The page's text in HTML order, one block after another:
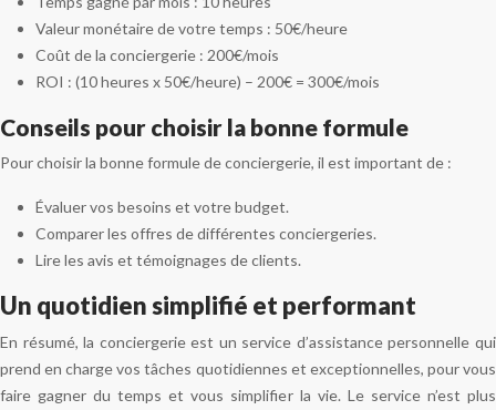
Valeur monétaire de votre temps : 50€/heure
Coût de la conciergerie : 200€/mois
ROI : (10 heures x 50€/heure) – 200€ = 300€/mois
Conseils pour choisir la bonne formule
Pour choisir la bonne formule de conciergerie, il est important de :
Évaluer vos besoins et votre budget.
Comparer les offres de différentes conciergeries.
Lire les avis et témoignages de clients.
Un quotidien simplifié et performant
En résumé, la conciergerie est un service d’assistance personnelle qui
prend en charge vos tâches quotidiennes et exceptionnelles, pour vous
faire gagner du temps et vous simplifier la vie. Le service n’est plus